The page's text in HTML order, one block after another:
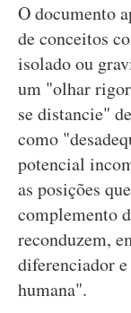
O documento
de conceitos
isolado ou
um "olhar
se distancie"
como
potencial
as posições
complemento
reconduzem,
diferenciador
humana".